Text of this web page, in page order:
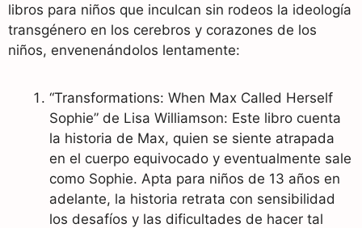
libros para niños que inculcan sin rodeos la ideología
transgénero en los cerebros y corazones de los
niños, envenenándolos lentamente:
“Transformations: When Max Called Herself
Sophie” de Lisa Williamson: Este libro cuenta
la historia de Max, quien se siente atrapada
en el cuerpo equivocado y eventualmente sale
como Sophie. Apta para niños de 13 años en
adelante, la historia retrata con sensibilidad
los desafíos y las dificultades de hacer tal